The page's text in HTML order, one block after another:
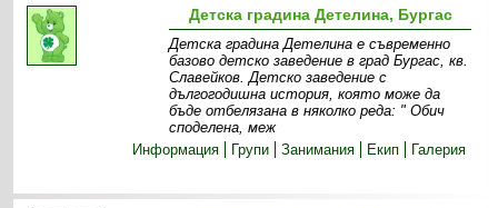
Детска градина Детелина, Бургас
Детска градина Детелина е съвременно
базово детско заведение в град Бургас, кв.
Славейков. Детско заведение с
дългогодишна история, която може да
бъде отбелязана в няколко реда: " Обич
споделена, меж
Информация
Групи Занимания Екип Галерия